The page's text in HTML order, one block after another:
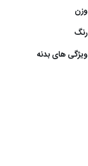
وزن
رنگ
ویژگی های بدنه